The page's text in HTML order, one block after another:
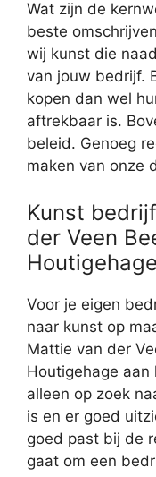
Wat zijn de
beste
wij kunst die
van jouw bedrijf.
kopen dan wel
aftrekbaar is.
beleid. Genoeg
maken van onze
Kunst
der Veen
Voor je eigen
naar kunst op
Mattie van der
Houtigehage
alleen op zoek
is en er goed
goed past bij de
gaat om een